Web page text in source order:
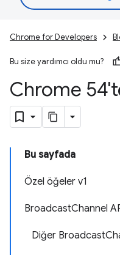
Chrome for Developers
Bu size yardımcı oldu mu?
Chrome
Bu sayfada
Özel öğeler v1
BroadcastChannel
Diğer